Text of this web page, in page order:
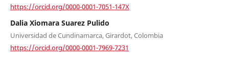
https://orcid.org/0000-0001-7051-147X
Dalia Xiomara Suarez Pulido
Universidad de Cundinamarca, Girardot, Colombia
https://orcid.org/0000-0001-7969-7231